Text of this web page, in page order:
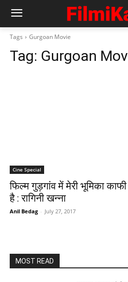
Tags Gurgoan Movie
Tag: Gurgoan
Cine Special
फिल्‍म गुड़गांव में मेरी भूमिका
है : रागिनी खन्‍ना
Anil Bedag - July 27, 2017
MOST READ